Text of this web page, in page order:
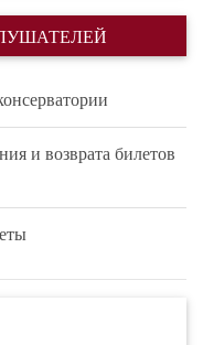
и возврата билетов